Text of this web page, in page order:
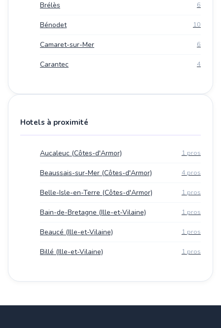
Brélès 6
Bénodet 10
Camaret-sur-Mer 6
Carantec 4
Hotels à proximité
Aucaleuc (Côtes-d'Armor) 1 pros
Beaussais-sur-Mer (Côtes-d'Armor) 4 pros
Belle-Isle-en-Terre (Côtes-d'Armor) 1 pros
Bain-de-Bretagne (Ille-et-Vilaine) 1 pros
Beaucé (Ille-et-Vilaine) 1 pros
Billé (Ille-et-Vilaine) 1 pros